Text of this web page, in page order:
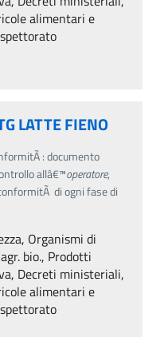
alimentari e
LATTE FIENO
: documento
allâ€™operatore,
di ogni fase di
Organismi di
bio., Prodotti
Decreti ministeriali,
alimentari e